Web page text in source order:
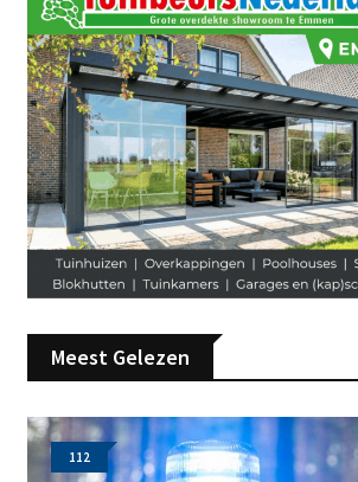
Meest Gelezen
112